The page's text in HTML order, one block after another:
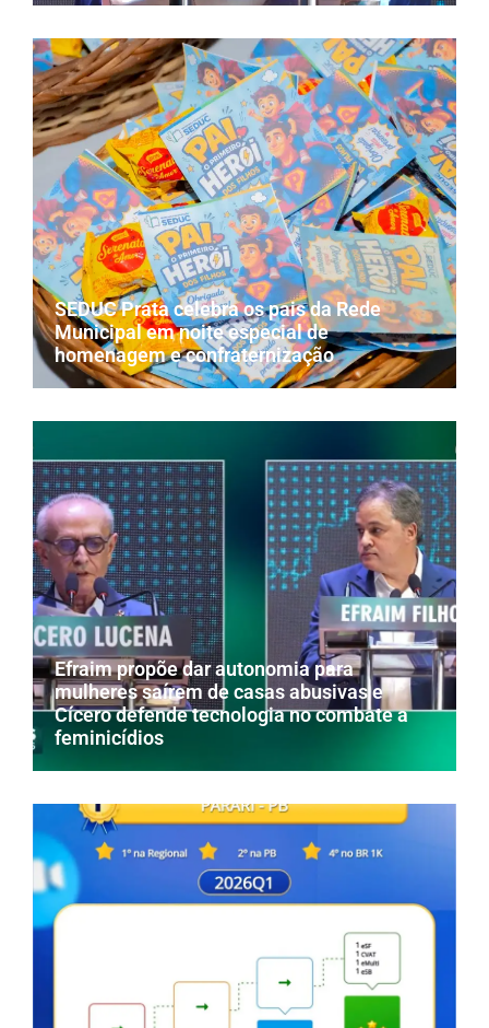
SEDUC Prata celebra os pais da Rede
Municipal em noite especial de
homenagem e confraternização
Efraim propõe dar autonomia para
mulheres saírem de casas abusivas e
Cícero defende tecnologia no combate a
feminicídios